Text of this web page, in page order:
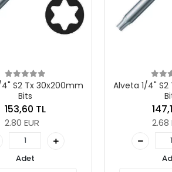
Alveta 1/4" S2 Tx 25x200mm